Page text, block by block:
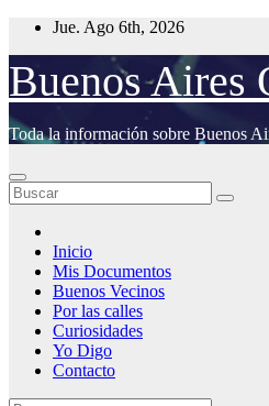
Saltar
contenido
Jue. Ago 6th, 2026
Buenos Aires
Toda la información sobre Buenos
Inicio
Mis Documentos
Buenos Vecinos
Por las calles
Curiosidades
Yo Digo
Contacto